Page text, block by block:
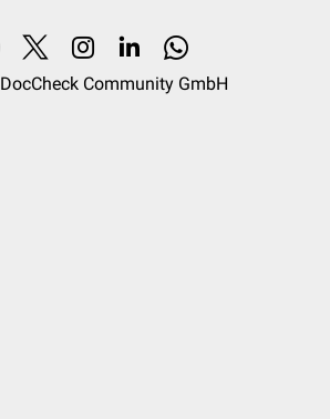
DocCheck Community GmbH